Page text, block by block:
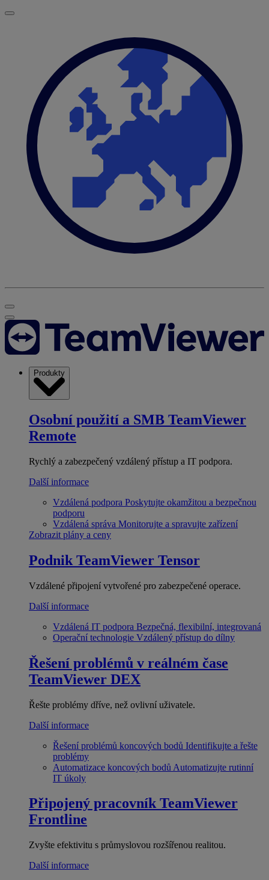
Produkty
Osobní použití a SMB TeamViewer
Remote
Rychlý a zabezpečený vzdálený přístup a IT podpora.
Další informace
Vzdálená podpora Poskytujte okamžitou a bezpečnou
podporu
Vzdálená správa Monitorujte a spravujte zařízení
Zobrazit plány a ceny
Podnik TeamViewer Tensor
Vzdálené připojení vytvořené pro zabezpečené operace.
Další informace
Vzdálená IT podpora Bezpečná, flexibilní, integrovaná
Operační technologie Vzdálený přístup do dílny
Řešení problémů v reálném čase
TeamViewer DEX
Řešte problémy dříve, než ovlivní uživatele.
Další informace
Řešení problémů koncových bodů Identifikujte a řešte
problémy
Automatizace koncových bodů Automatizujte rutinní
IT úkoly
Připojený pracovník TeamViewer
Frontline
Zvyšte efektivitu s průmyslovou rozšířenou realitou.
Další informace